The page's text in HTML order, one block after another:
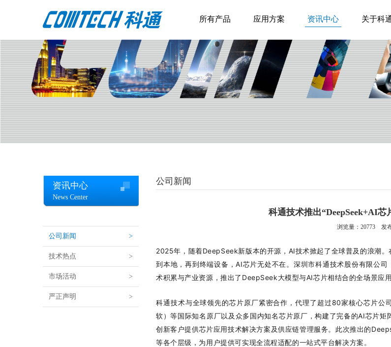
所有产品 应用方案 资讯中心 关于科
资讯中心
News Center
公司新闻 >
技术热点 >
市场活动 >
严正声明 >
公司新闻
科通技术推出“DeepSeek+AI
浏览量： 20773 发
2025年，随着DeepSeek新版本的开源，AI技术掀起了全球普及的浪潮
到本地，再到终端设备，AI芯片无处不在。深圳市科通技术股份有限公
术积累与产业资源，推出了DeepSeek大模型与AI芯片相结合的全场景应
科通技术与全球领先的芯片原厂紧密合作，代理了超过80家核心芯片
软）等国际知名原厂以及众多国内知名芯片原厂，构建了完备的AI芯片
创新客户提供芯片应用技术解决方案及供应链管理服务。此次推出的
等各个层级，为用户提供可实现全流程适配的一站式平台解决方案。